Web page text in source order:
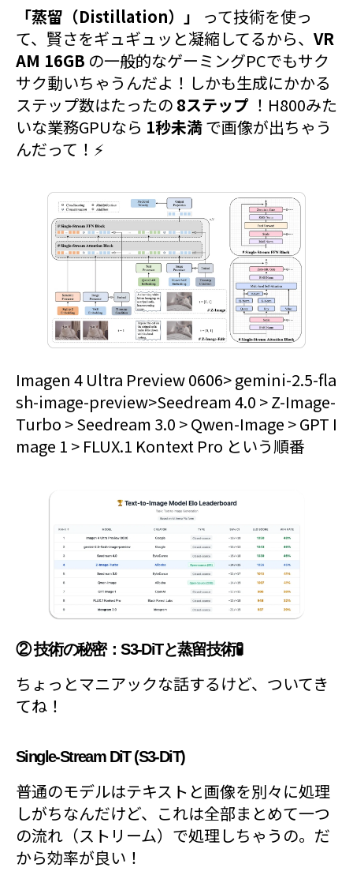
「蒸留（Distillation）」
って技術を使っ
て、賢さをギュギュッと凝縮してるから、 VR
AM 16GB の一般的なゲーミングPCでもサク
サク動いちゃうんだよ！しかも生成にかかる
ステップ数はたったの 8ステップ ！H800みた
いな業務GPUなら 1秒未満で画像が出ちゃう
んだって！⚡️
Imagen 4 Ultra Preview 0606> gemini-2.5-fla
sh-image-preview>Seedream 4.0 > Z-Image-
Turbo > Seedream 3.0 > Qwen-Image > GPT I
mage 1 > FLUX.1 Kontext Pro という順番
② 技術の秘密：S3-DiTと蒸留技術🧪
ちょっとマニアックな話するけど、ついてき
てね！
Single-Stream DiT (S3-DiT)
普通のモデルはテキストと画像を別々に処理
しがちなんだけど、これは全部まとめて一つ
の流れ（ストリーム）で処理しちゃうの。だ
から効率が良い！